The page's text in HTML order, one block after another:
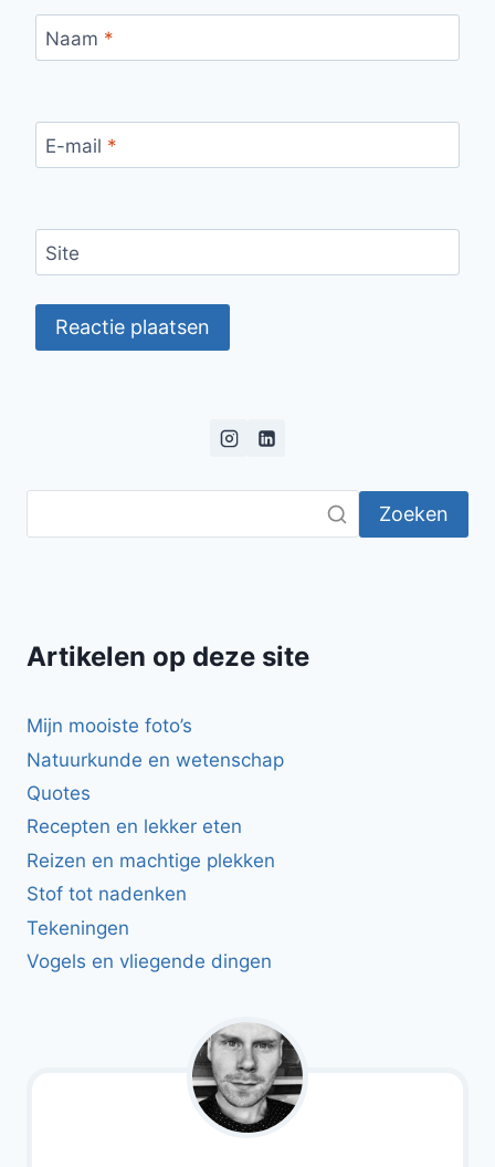
Naam *
E-mail *
Site
Zoeken
Artikelen op deze site
Mijn mooiste foto’s
Natuurkunde en wetenschap
Quotes
Recepten en lekker eten
Reizen en machtige plekken
Stof tot nadenken
Tekeningen
Vogels en vliegende dingen